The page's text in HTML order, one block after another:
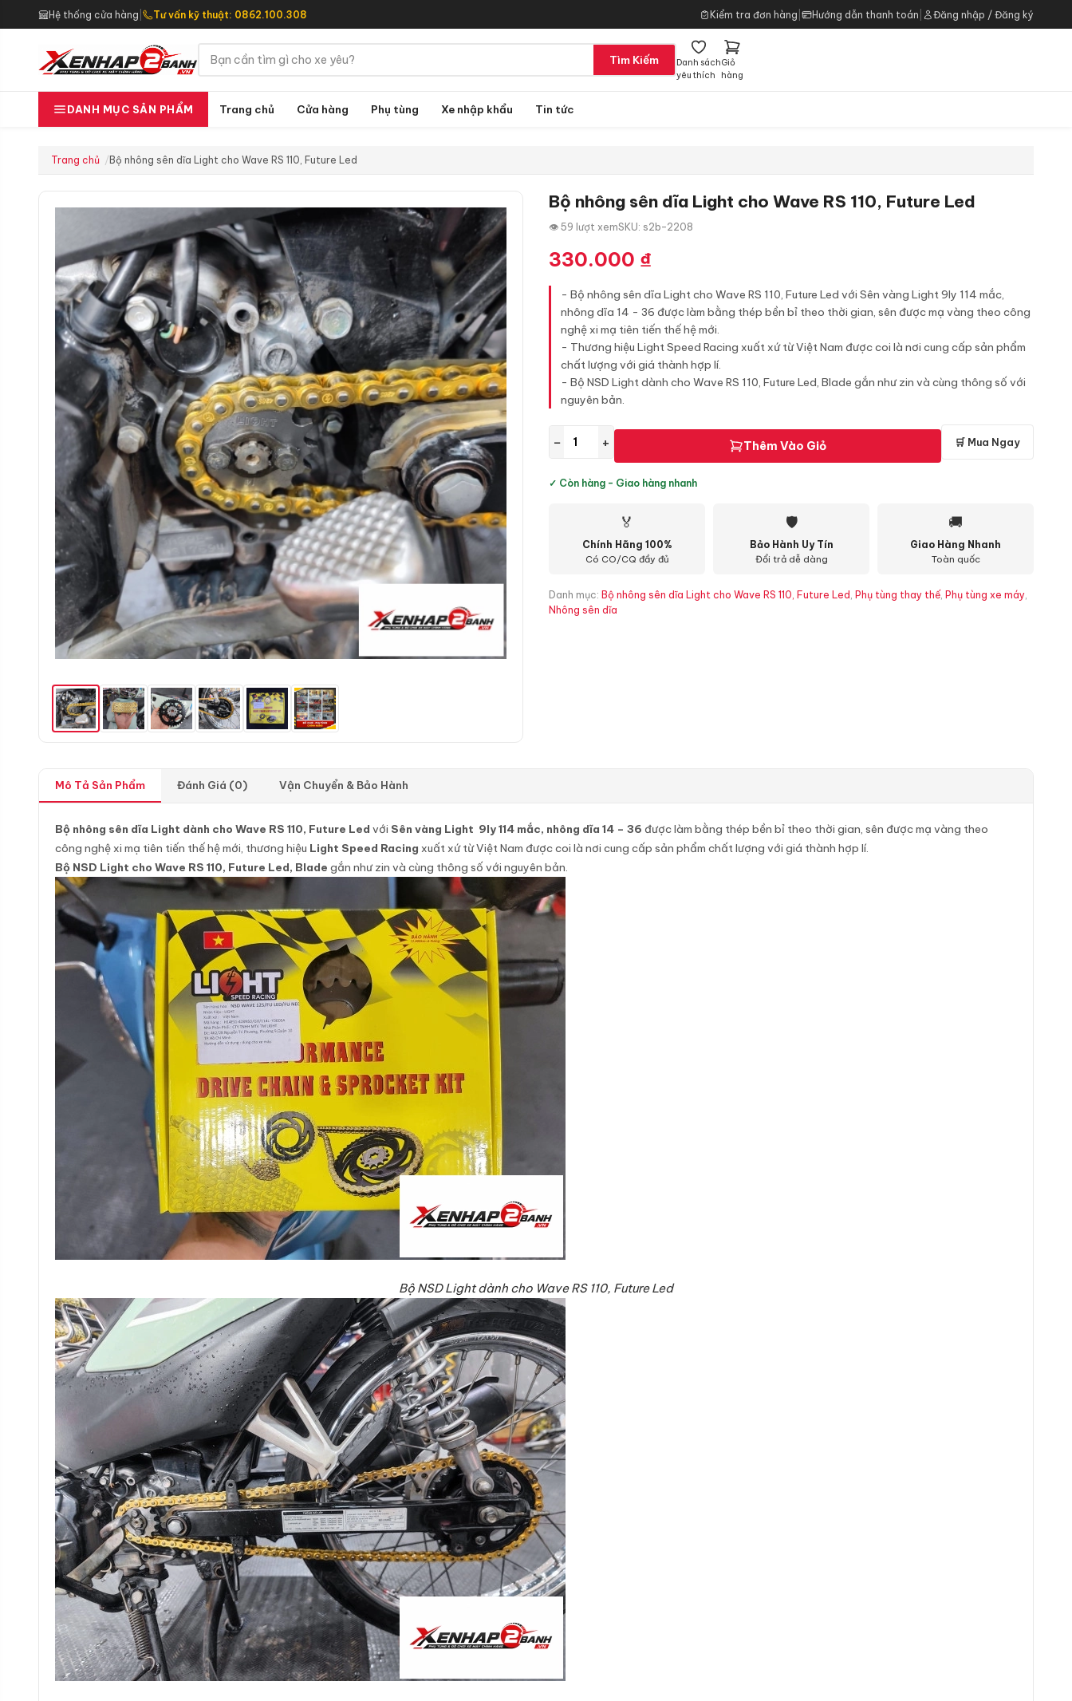
Hệ thống cửa hàng Tư vấn kỹ thuật: 0862.100.308 Kiểm tra đơn hàng Hướng dẫn thanh toán Đăng nhập / Đăng ký
Tìm Kiếm
Danh sách
yêu thích
Giỏ
hàng
DANH MỤC SẢN PHẨM Trang chủ Cửa hàng Phụ tùng Xe nhập khẩu Tin tức
Trang chủ Bộ nhông sên dĩa Light cho Wave RS 110, Future Led
Bộ nhông sên dĩa Light cho Wave RS 110, Future Led
👁 59 lượt xemSKU: s2b-2208
330.000 ₫
- Bộ nhông sên dĩa Light cho Wave RS 110, Future Led với Sên vàng Light 9ly 114 mắc,
nhông dĩa 14 - 36 được làm bằng thép bền bỉ theo thời gian, sên được mạ vàng theo công
nghệ xi mạ tiên tiến thế hệ mới.
- Thương hiệu Light Speed Racing xuất xứ từ Việt Nam được coi là nơi cung cấp sản phẩm
chất lượng với giá thành hợp lí.
- Bộ NSD Light dành cho Wave RS 110, Future Led, Blade gắn như zin và cùng thông số với
nguyên bản.
− + Thêm Vào Giỏ 🛒 Mua Ngay
✓ Còn hàng - Giao hàng nhanh
🏅
Chính Hãng 100%
Có CO/CQ đầy đủ
🛡
Bảo Hành Uy Tín
Đổi trả dễ dàng
🚚
Giao Hàng Nhanh
Toàn quốc
Danh mục: Bộ nhông sên dĩa Light cho Wave RS 110, Future Led , Phụ tùng thay thế, Phụ tùng xe máy,
Nhông sên dĩa
Mô Tả Sản Phẩm Đánh Giá (0) Vận Chuyển & Bảo Hành
Bộ nhông sên dĩa Light dành cho Wave RS 110, Future Led với Sên vàng Light 9ly 114 mắc, nhông dĩa 14 – 36 được làm bằng thép bền bỉ theo thời gian, sên được mạ vàng theo
công nghệ xi mạ tiên tiến thế hệ mới, thương hiệu Light Speed Racing xuất xứ từ Việt Nam được coi là nơi cung cấp sản phẩm chất lượng với giá thành hợp lí.
Bộ NSD Light cho Wave RS 110, Future Led, Blade gắn như zin và cùng thông số với nguyên bản.
Bộ NSD Light dành cho Wave RS 110, Future Led